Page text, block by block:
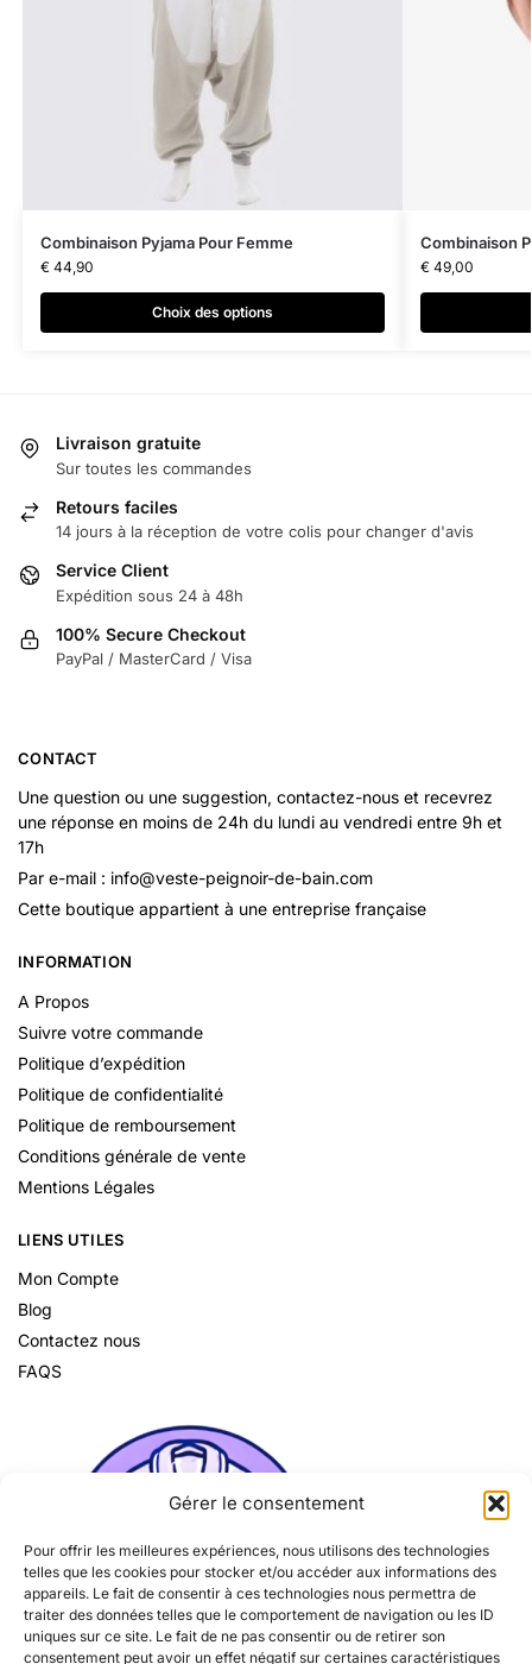
Gérer le consentement
Pour offrir les meilleures expériences, nous utilisons des technologies
telles que les cookies pour stocker et/ou accéder aux informations des
appareils. Le fait de consentir à ces technologies nous permettra de
traiter des données telles que le comportement de navigation ou les ID
uniques sur ce site. Le fait de ne pas consentir ou de retirer son
consentement peut avoir un effet négatif sur certaines caractéristiques
Combinaison Pyjama Pour Femme
€44,90
Choix des options
Combinaison
€49,00
Livraison gratuite
Sur toutes les commandes
Retours faciles
14 jours à la réception de votre colis pour changer d'avis
Service Client
Expédition sous 24 à 48h
100% Secure Checkout
PayPal / MasterCard / Visa
CONTACT
Une question ou une suggestion, contactez-nous et recevrez
une réponse en moins de 24h du lundi au vendredi entre 9h et
17h
Par e-mail : info@veste-peignoir-de-bain.com
Cette boutique appartient à une entreprise française
INFORMATION
A Propos
Suivre votre commande
Politique d’expédition
Politique de confidentialité
Politique de remboursement
Conditions générale de vente
Mentions Légales
LIENS UTILES
Mon Compte
Blog
Contactez nous
FAQS